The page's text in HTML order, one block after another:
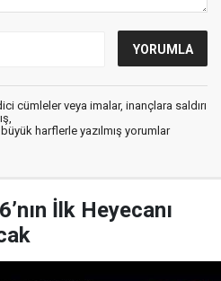
cümleler veya imalar, inançlara saldırı
harflerle yazılmış yorumlar
İlk Heyecanı